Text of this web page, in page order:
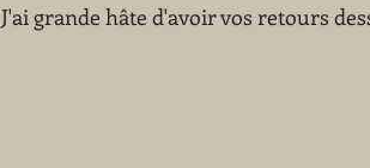
J'ai grande hâte d'avoir vos retours